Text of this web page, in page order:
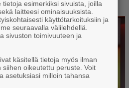
esimerkiksi sivuista, joilla
laitteesi ominaisuuksista.
käyttötarkoituksiin ja
seuraavalla välilehdellä.
sivuston toimivuuteen ja
käsitellä tietoja myös ilman
oikeutettu peruste. Voit
asetuksiasi milloin tahansa